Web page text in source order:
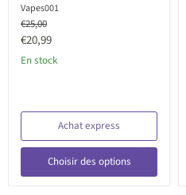
Vapes001
Prix
d'origine
€25,00
Prix
actuel
€20,99
En stock
Achat express
Choisir des options